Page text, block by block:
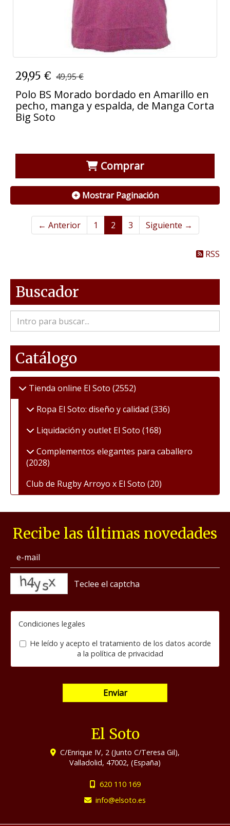
29,95 € 49,95 €
Polo BS Morado bordado en Amarillo en
pecho, manga y espalda, de Manga Corta
Big Soto
Comprar
Mostrar Paginación
← Anterior 1 2 3 Siguiente →
RSS
Buscador
Catálogo
Tienda online El Soto (2552)
Ropa El Soto: diseño y calidad (336)
Liquidación y outlet El Soto (168)
Complementos elegantes para caballero
(2028)
Club de Rugby Arroyo x El Soto (20)
Recibe las últimas novedades
Condiciones legales
He leído y acepto el tratamiento de los datos acorde
a la política de privacidad
Enviar
El Soto
C/Enrique IV, 2 (Junto C/Teresa Gil),
Valladolid, 47002, (España)
620 110 169
info
elsoto.es